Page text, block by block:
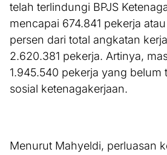
telah terlindungi BPJS
mencapai 674.841 pekerja
persen dari total angkatan
2.620.381 pekerja. Artinya,
1.945.540 pekerja yang belum
sosial ketenagakerjaan.
Menurut Mahyeldi, perluasan